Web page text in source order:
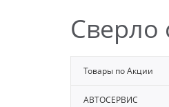
Сверло
Товары по Акции
АВТОСЕРВИС